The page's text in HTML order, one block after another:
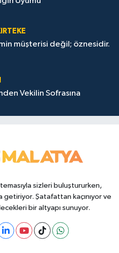
müşterisi değil; öznesidir.
Vekilin Sofrasına
sizleri buluştururken,
Şatafattan kaçınıyor ve
bir altyapı sunuyor.